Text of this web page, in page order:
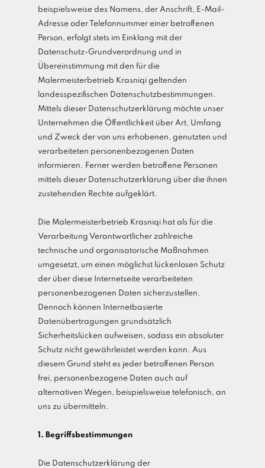
beispielsweise des Namens, der Anschrift, E-Mail-
Adresse oder Telefonnummer einer betroffenen
Person, erfolgt stets im Einklang mit der
Datenschutz-Grundverordnung und in
Übereinstimmung mit den für die
Malermeisterbetrieb Krasniqi geltenden
landesspezifischen Datenschutzbestimmungen.
Mittels dieser Datenschutzerklärung möchte unser
Unternehmen die Öffentlichkeit über Art, Umfang
und Zweck der von uns erhobenen, genutzten und
verarbeiteten personenbezogenen Daten
informieren. Ferner werden betroffene Personen
mittels dieser Datenschutzerklärung über die ihnen
zustehenden Rechte aufgeklärt.
Die Malermeisterbetrieb Krasniqi hat als für die
Verarbeitung Verantwortlicher zahlreiche
technische und organisatorische Maßnahmen
umgesetzt, um einen möglichst lückenlosen Schutz
der über diese Internetseite verarbeiteten
personenbezogenen Daten sicherzustellen.
Dennoch können Internetbasierte
Datenübertragungen grundsätzlich
Sicherheitslücken aufweisen, sodass ein absoluter
Schutz nicht gewährleistet werden kann. Aus
diesem Grund steht es jeder betroffenen Person
frei, personenbezogene Daten auch auf
alternativen Wegen, beispielsweise telefonisch, an
uns zu übermitteln.
1. Begriffsbestimmungen
Die Datenschutzerklärung der